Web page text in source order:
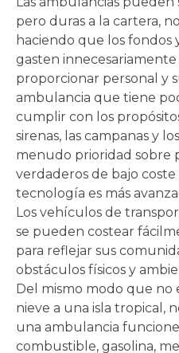
pero duras a la cartera,
haciendo que los fondos
gasten
proporcionar personal y
ambulancia que tiene
cumplir con los
sirenas, las campanas y
menudo prioridad sobre
verdaderos de bajo
tecnología es más
Los vehículos de
se pueden costear
para reflejar sus
obstáculos físicos y
Del mismo modo que no
nieve a una isla tropical,
una ambulancia
combustible, gasolina,